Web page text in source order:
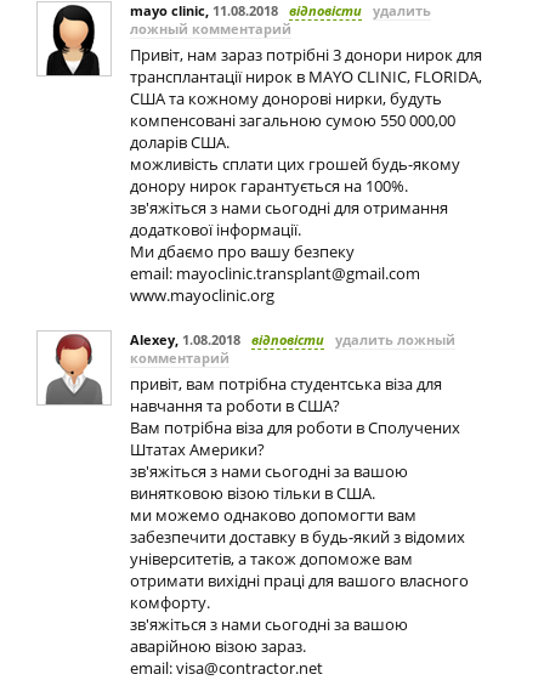
mayo clinic, 11.08.2018 відповісти удалить
ложный комментарий
Привіт, нам зараз потрібні 3 донори нирок для
трансплантації нирок в MAYO CLINIC, FLORIDA,
США та кожному донорові нирки, будуть
компенсовані загальною сумою 550 000,00
доларів США.
можливість сплати цих грошей будь-якому
донору нирок гарантується на 100%.
зв'яжіться з нами сьогодні для отримання
додаткової інформації.
Ми дбаємо про вашу безпеку
email: mayoclinic.transplant@gmail.com
www.mayoclinic.org
Alexey, 1.08.2018 відповісти удалить ложный
комментарий
привіт, вам потрібна студентська віза для
навчання та роботи в США?
Вам потрібна віза для роботи в Сполучених
Штатах Америки?
зв'яжіться з нами сьогодні за вашою
винятковою візою тільки в США.
ми можемо однаково допомогти вам
забезпечити доставку в будь-який з відомих
університетів, а також допоможе вам
отримати вихідні праці для вашого власного
комфорту.
зв'яжіться з нами сьогодні за вашою
аварійною візою зараз.
email:visa@contractor.net